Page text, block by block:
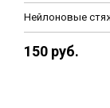
Нейлоновые
150 руб.